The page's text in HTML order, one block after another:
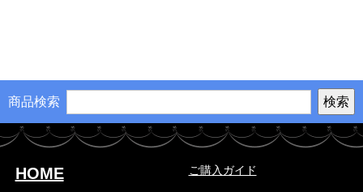
商品検索
HOME
ご購入ガイド